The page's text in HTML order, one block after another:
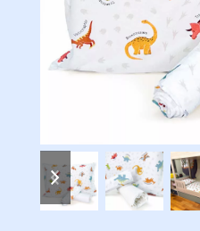
previous
slide
next
slide